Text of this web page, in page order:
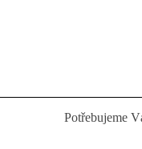
Potřebujeme